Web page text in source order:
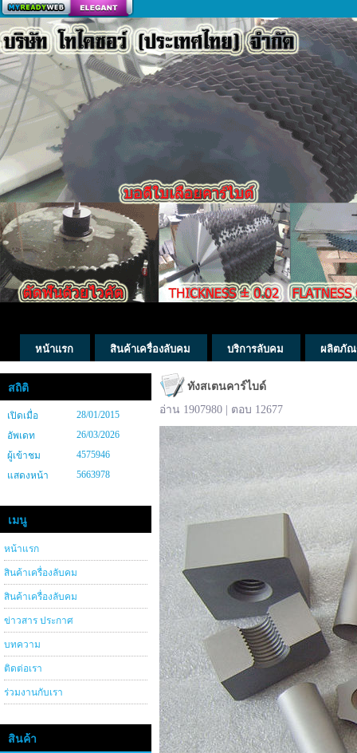
สร้างเว็บ
หน้าแรก สินค้าเครื่องลับคม บริการลับคม ผลิตภัณ
สถิติ
เปิดเมื่อ
28/01/2015
อัพเดท
26/03/2026
ผู้เข้าชม
4575946
แสดงหน้า
5663978
เมนู
หน้าแรก
สินค้าเครื่องลับคม
สินค้าเครื่องลับคม
ข่าวสาร ประกาศ
บทความ
ติดต่อเรา
ร่วมงานกับเรา
สินค้า
ทังสเตนคาร์ไบด์
อ่าน 1907980 | ตอบ 12677